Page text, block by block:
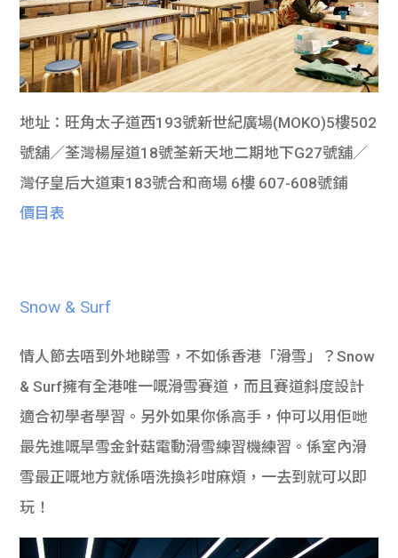
地址：旺角太子道西193號新世紀廣場(MOKO)5樓502
號舖／荃灣楊屋道18號荃新天地二期地下G27號舖／
灣仔皇后大道東183號合和商場 6樓 607-608號鋪
價目表
Snow & Surf
情人節去唔到外地睇雪，不如係香港「滑雪」？Snow
& Surf擁有全港唯一嘅滑雪賽道，而且賽道斜度設計
適合初學者學習。另外如果你係高手，仲可以用佢哋
最先進嘅旱雪金針菇電動滑雪練習機練習。係室內滑
雪最正嘅地方就係唔洗換衫咁麻煩，一去到就可以即
玩！